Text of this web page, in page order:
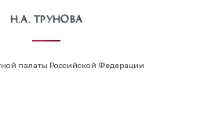
Н.А. Трунова
палаты Российской Федерации